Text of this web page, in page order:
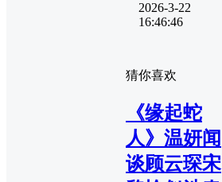
2026-3-22
16:46:46
猜你喜欢
《缘起蛇
人》温妍闻
谈顾云琛宋